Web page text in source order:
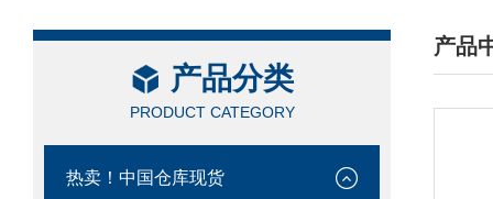
产品分类
PRODUCT CATEGORY
热卖！中国仓库现货
产品
/